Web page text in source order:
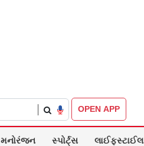
OPEN APP
મનોરંજન સ્પોર્ટ્સ લાઈફસ્ટાઈલ